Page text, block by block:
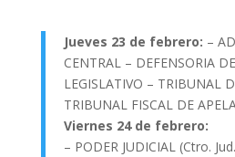
Jueves 23 de febrero: –
CENTRAL – DEFENSORIA
LEGISLATIVO – TRIBUNAL
TRIBUNAL FISCAL DE
Viernes 24 de febrero:
– PODER JUDICIAL (Ctro.